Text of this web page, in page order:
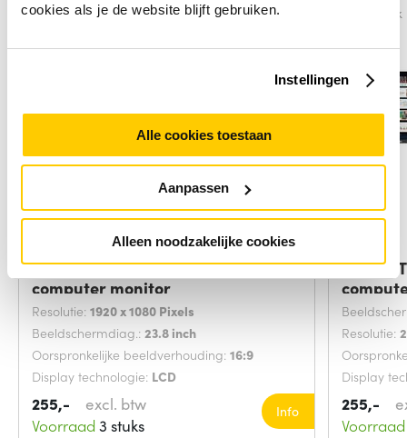
cookies als je de website blijft gebruiken.
Instellingen
Alle cookies toestaan
Aanpassen
Alleen noodzakelijke cookies
Vergelijk
Philips B Line 243B1JH/00
computer monitor
Resolutie: 1920 x 1080 Pixels
Beeldschermdiag.: 23.8 inch
Oorspronkelijke beeldverhouding: 16:9
Display technologie: LCD
255,-
excl. btw
Voorraad 3 stuks
Info
Vergelijk
Lenovo
Resolutie:
Display
255,-
Voorraad